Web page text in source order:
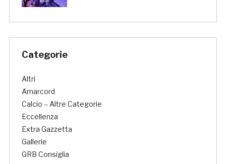
Categorie
Altri
Amarcord
Calcio – Altre Categorie
Eccellenza
Extra Gazzetta
Gallerie
GRB Consiglia